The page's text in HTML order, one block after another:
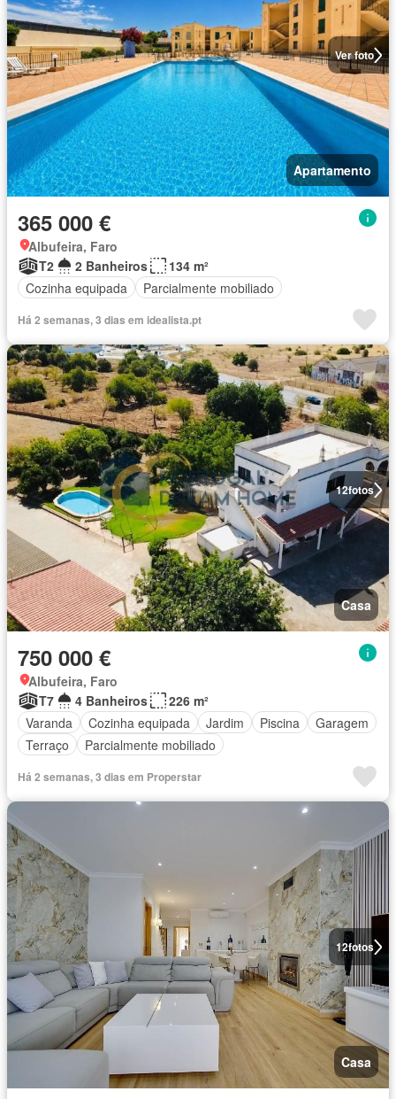
Ver foto
Apartamento
365 000 €
Albufeira, Faro
T2
2 Banheiros
134 m²
Cozinha equipada
Parcialmente mobiliado
Há 2 semanas, 3 dias em idealista.pt
12fotos
Casa
750 000 €
Albufeira, Faro
T7
4 Banheiros
226 m²
Varanda
Cozinha equipada Jardim Piscina
Garagem
Terraço
Parcialmente mobiliado
Há 2 semanas, 3 dias em Properstar
12fotos
Casa